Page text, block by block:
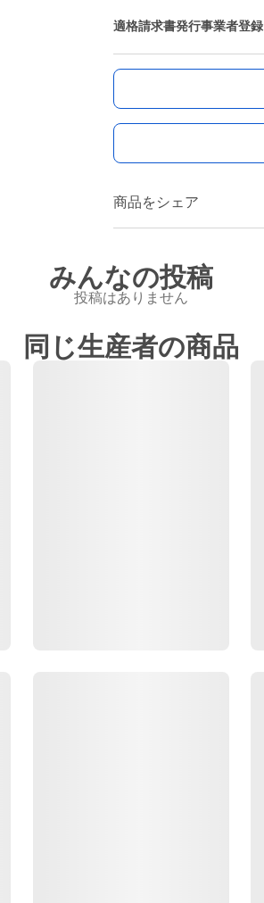
適格請求書発行事業者登録
商品をシェア
みんなの投稿
投稿はありません
同じ生産者の商品